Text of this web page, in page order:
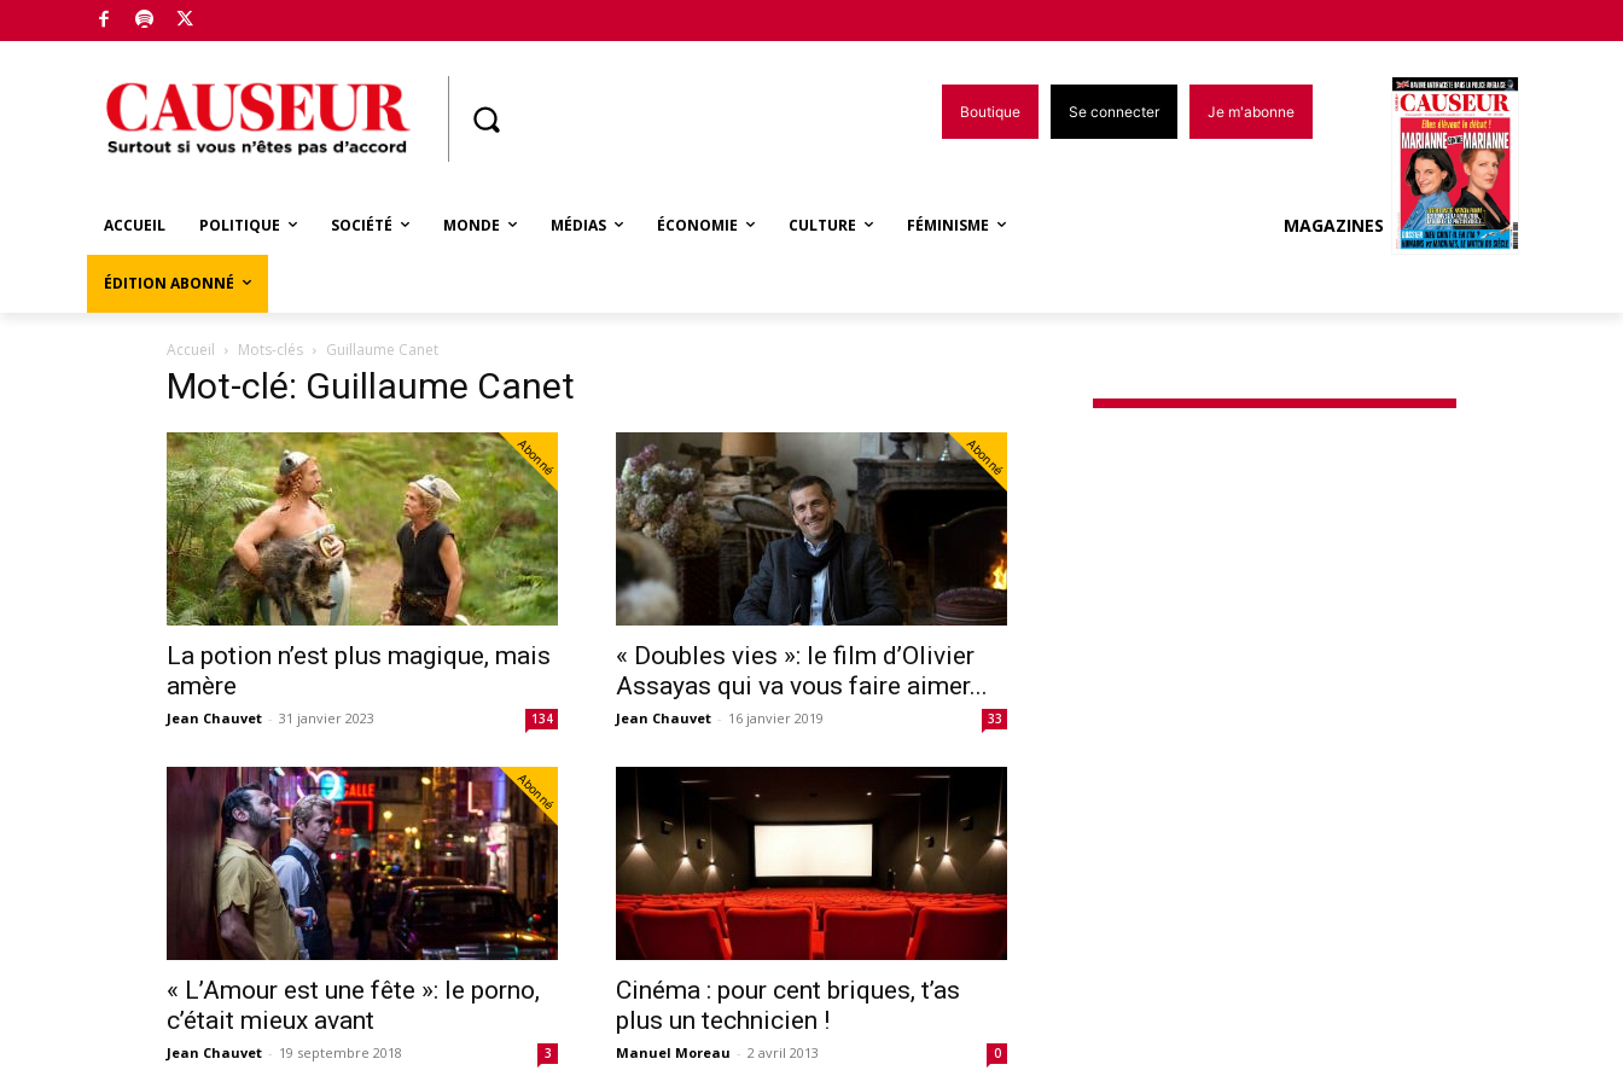
Boutique Se connecter Je m'abonne
ACCUEIL POLITIQUE SOCIÉTÉ MONDE MÉDIAS ÉCONOMIE CULTURE FÉMINISME
ÉDITION ABONNÉ
MAGAZINES
Accueil Mots-clés Guillaume Canet
Mot-clé: Guillaume Canet
Abonné
La potion n’est plus magique, mais
amère
Jean Chauvet - 31 janvier 2023 134
Abonné
« Doubles vies »: le film d’Olivier
Assayas qui va vous faire aimer...
Jean Chauvet - 16 janvier 2019 33
Abonné
« L’Amour est une fête »: le porno,
c’était mieux avant
Jean Chauvet - 19 septembre 2018 3
Cinéma : pour cent briques, t’as
plus un technicien !
Manuel Moreau - 2 avril 2013 0